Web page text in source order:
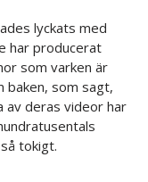
lyckats med
har producerat
som varken är
baken, som sagt,
av deras videor har
tokigt.